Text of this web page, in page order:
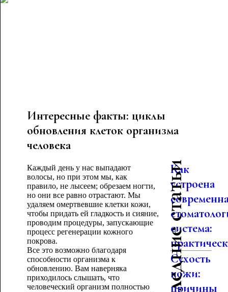
Интересные факты: циклы
обновления клеток организма
человека
Каждый день у нас выпадают
волосы, но при этом мы, как
правило, не лысеем; обрезаем ногти,
но они все равно отрастают. Мы
удаляем омертвевшие клетки кожи,
чтобы придать ей гладкость и сияние,
проводим процедуры, запускающие
процесс регенерации кожного
покрова.
Все это возможно благодаря
способности организма к
обновлению. Вам наверняка
приходилось слышать, что
человеческий организм полностью
Последние статьи
Как
устроена
система:
Сухость
кожи:
причины